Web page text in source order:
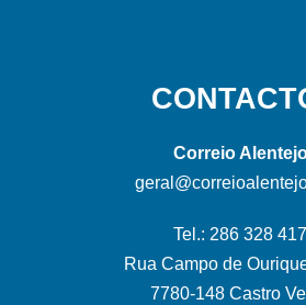
Correio
Tel.: 286 328 417
Rua Campo de
7780-148 Castro